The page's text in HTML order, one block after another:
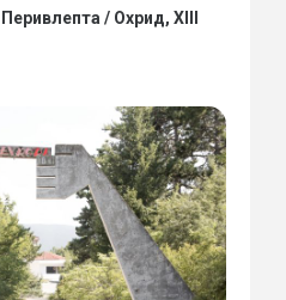
/ Охрид, XIII